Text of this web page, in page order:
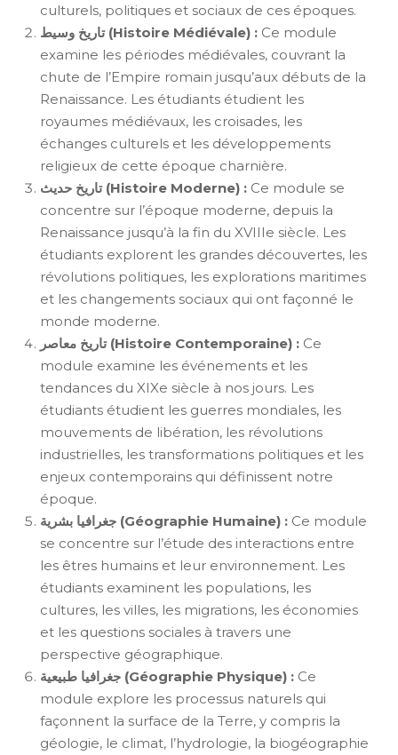
culturels, politiques et sociaux de ces époques.
تاريخ وسيط (Histoire Médiévale) : Ce module
examine les périodes médiévales, couvrant la
chute de l’Empire romain jusqu’aux débuts de la
Renaissance. Les étudiants étudient les
royaumes médiévaux, les croisades, les
échanges culturels et les développements
religieux de cette époque charnière.
تاريخ حديث (Histoire Moderne) : Ce module se
concentre sur l’époque moderne, depuis la
Renaissance jusqu’à la fin du XVIIIe siècle. Les
étudiants explorent les grandes découvertes, les
révolutions politiques, les explorations maritimes
et les changements sociaux qui ont façonné le
monde moderne.
تاريخ معاصر (Histoire Contemporaine) : Ce
module examine les événements et les
tendances du XIXe siècle à nos jours. Les
étudiants étudient les guerres mondiales, les
mouvements de libération, les révolutions
industrielles, les transformations politiques et les
enjeux contemporains qui définissent notre
époque.
جغرافيا بشرية (Géographie Humaine) : Ce module
se concentre sur l’étude des interactions entre
les êtres humains et leur environnement. Les
étudiants examinent les populations, les
cultures, les villes, les migrations, les économies
et les questions sociales à travers une
perspective géographique.
جغرافيا طبيعية (Géographie Physique) : Ce
module explore les processus naturels qui
façonnent la surface de la Terre, y compris la
géologie, le climat, l’hydrologie, la biogéographie